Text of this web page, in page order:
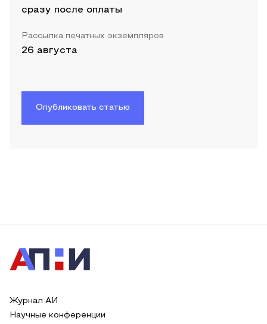
сразу после оплаты
Рассылка печатных экземпляров
26 августа
Опубликовать статью
Журнал АИ
Научные конференции